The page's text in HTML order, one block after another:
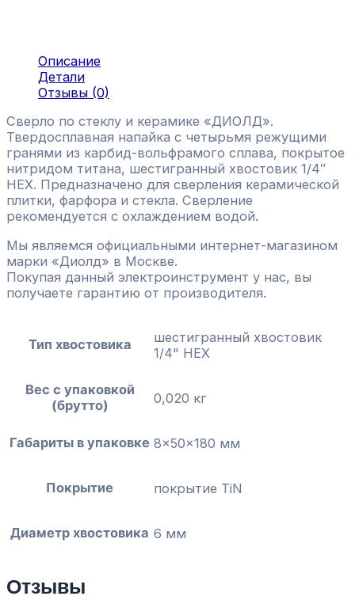
Описание
Детали
Отзывы (0)
Сверло по стеклу и керамике «ДИОЛД».
Твердосплавная напайка с четырьмя режущими
гранями из карбид-вольфрамого сплава, покрытое
нитридом титана, шестигранный хвостовик 1/4″
HEX. Предназначено для сверления керамической
плитки, фарфора и стекла. Сверление
рекомендуется с охлаждением водой.
Мы являемся официальными интернет-магазином
марки «Диолд» в Москве.
Покупая данный электроинструмент у нас, вы
получаете гарантию от производителя.
Тип хвостовика
шестигранный хвостовик
1/4" HEX
Вес с упаковкой
(брутто)
0,020 кг
Габариты в упаковке 8x50x180 мм
Покрытие покрытие TiN
Диаметр хвостовика 6 мм
Отзывы